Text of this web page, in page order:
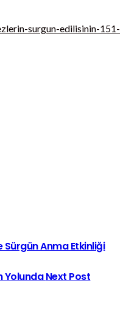
surgun-edilisinin-151-
Sürgün Anma Etkinliği
YolundaNext Post